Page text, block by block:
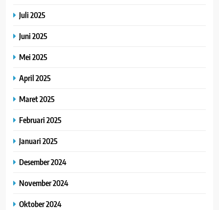
Juli 2025
Juni 2025
Mei 2025
April 2025
Maret 2025
Februari 2025
Januari 2025
Desember 2024
November 2024
Oktober 2024